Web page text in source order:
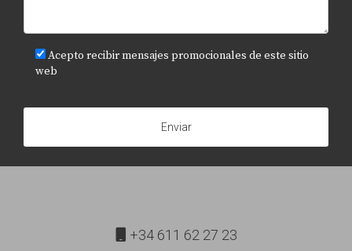
Acepto recibir mensajes promocionales de este sitio
web
Enviar
+34 611 62 27 23